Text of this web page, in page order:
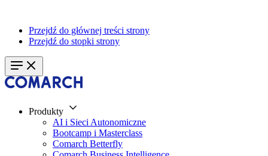
Przejdź do głównej treści strony
Przejdź do stopki strony
Produkty
AI i Sieci Autonomiczne
Bootcamp i Masterclass
Comarch Betterfly